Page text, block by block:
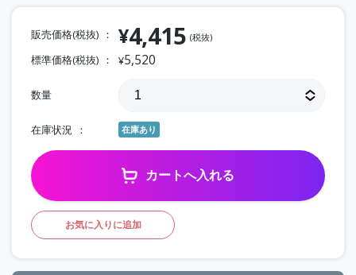
販売価格(税抜) ¥4,415 (税抜)
標準価格(税抜) ¥5,520
数量
在庫状況 在庫あり
カートへ入れる
お気に入りに追加